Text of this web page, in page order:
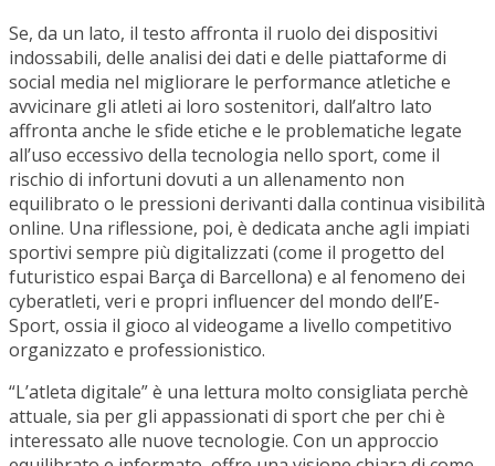
Se, da un lato, il testo affronta il ruolo dei dispositivi
indossabili, delle analisi dei dati e delle piattaforme di
social media nel migliorare le performance atletiche e
avvicinare gli atleti ai loro sostenitori, dall’altro lato
affronta anche le sfide etiche e le problematiche legate
all’uso eccessivo della tecnologia nello sport, come il
rischio di infortuni dovuti a un allenamento non
equilibrato o le pressioni derivanti dalla continua visibilità
online. Una riflessione, poi, è dedicata anche agli impiati
sportivi sempre più digitalizzati (come il progetto del
futuristico espai Barça di Barcellona) e al fenomeno dei
cyberatleti, veri e propri influencer del mondo dell’E-
Sport, ossia il gioco al videogame a livello competitivo
organizzato e professionistico.
“L’atleta digitale” è una lettura molto consigliata perchè
attuale, sia per gli appassionati di sport che per chi è
interessato alle nuove tecnologie. Con un approccio